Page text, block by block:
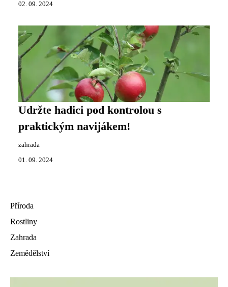
02. 09. 2024
Udržte hadici pod kontrolou s
praktickým navijákem!
zahrada
01. 09. 2024
Příroda
Rostliny
Zahrada
Zemědělství